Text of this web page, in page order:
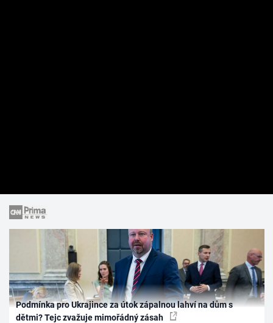
Podmínka pro Ukrajince za útok zápalnou lahví na dům s
dětmi? Tejc zvažuje mimořádný zásah